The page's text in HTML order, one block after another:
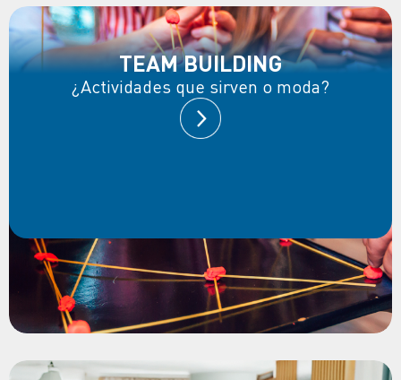
TEAM BUILDING
¿Actividades que sirven o moda?